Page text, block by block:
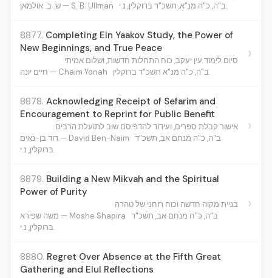
ש. ב. אולמאן — S. B. Ullman
ב"ה, כ"ה מנ"א, תשכ"ד ברוקלין, נ.י.
8877. Completing Ein Yaakov Study, the Power of
New Beginnings, and True Peace
סיום לימוד עין יעקב, כוח התחלות חדשות, ושלום אמיתי
חיים יונה — Chaim Yonah
ב"ה, כ"ה מנ"א תשכ"ד ברוקלין.
›
8878. Acknowledging Receipt of Sefarim and
Encouragement to Reprint for Public Benefit
אישור קבלת ספרים, ועידוד להדפיסם שוב לתועלת הרבים
דוד בן-נאים — David Ben-Naim ב"ה, כ"ה מנחם אב, תשכ"ד
ברוקלין, נ.י.
›
8879. Building a New Mikvah and the Spiritual
Power of Purity
בניית מקוה חדשה וכוח רוחני של טהרה
משה שפירא — Moshe Shapira ב"ה, כ"ח מנחם אב, תשכ"ד
ברוקלין, נ.י.
›
8880. Regret Over Absence at the Fifth Great
Gathering and Elul Reflections